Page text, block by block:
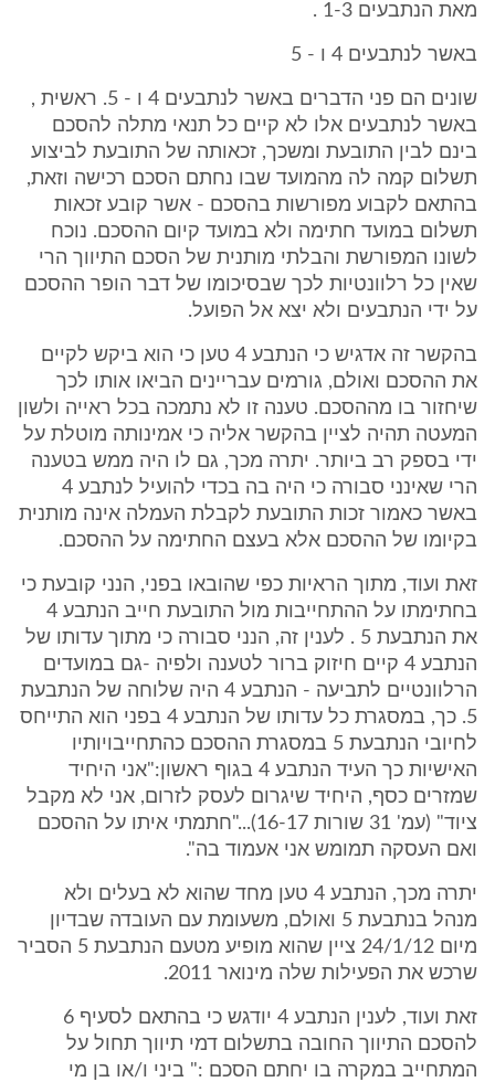
מאת הנתבעים 1-3 .
באשר לנתבעים 4 ו - 5
שונים הם פני הדברים באשר לנתבעים 4 ו - 5. ראשית ,
באשר לנתבעים אלו לא קיים כל תנאי מתלה להסכם
בינם לבין התובעת ומשכך, זכאותה של התובעת לביצוע
תשלום קמה לה מהמועד שבו נחתם הסכם רכישה וזאת,
בהתאם לקבוע מפורשות בהסכם - אשר קובע זכאות
תשלום במועד חתימה ולא במועד קיום ההסכם. נוכח
לשונו המפורשת והבלתי מותנית של הסכם התיווך הרי
שאין כל רלוונטיות לכך שבסיכומו של דבר הופר ההסכם
על ידי הנתבעים ולא יצא אל הפועל.
בהקשר זה אדגיש כי הנתבע 4 טען כי הוא ביקש לקיים
את ההסכם ואולם, גורמים עבריינים הביאו אותו לכך
שיחזור בו מההסכם. טענה זו לא נתמכה בכל ראייה ולשון
המעטה תהיה לציין בהקשר אליה כי אמינותה מוטלת על
ידי בספק רב ביותר. יתרה מכך, גם לו היה ממש בטענה
הרי שאינני סבורה כי היה בה בכדי להועיל לנתבע 4
באשר כאמור זכות התובעת לקבלת העמלה אינה מותנית
בקיומו של ההסכם אלא בעצם החתימה על ההסכם.
זאת ועוד, מתוך הראיות כפי שהובאו בפני, הנני קובעת כי
בחתימתו על ההתחייבות מול התובעת חייב הנתבע 4
את הנתבעת 5 . לענין זה, הנני סבורה כי מתוך עדותו של
הנתבע 4 קיים חיזוק ברור לטענה ולפיה -גם במועדים
הרלוונטיים לתביעה - הנתבע 4 היה שלוחה של הנתבעת
5. כך, במסגרת כל עדותו של הנתבע 4 בפני הוא התייחס
לחיובי הנתבעת 5 במסגרת ההסכם כהתחייבויותיו
האישיות כך העיד הנתבע 4 בגוף ראשון:"אני היחיד
שמזרים כסף, היחיד שיגרום לעסק לזרום, אני לא מקבל
ציוד" (עמ' 31 שורות 16-17)..."חתמתי איתו על ההסכם
ואם העסקה תמומש אני אעמוד בה".
יתרה מכך, הנתבע 4 טען מחד שהוא לא בעלים ולא
מנהל בנתבעת 5 ואולם, משעומת עם העובדה שבדיון
מיום 24/1/12 ציין שהוא מופיע מטעם הנתבעת 5 הסביר
שרכש את הפעילות שלה מינואר 2011.
זאת ועוד, לענין הנתבע 4 יודגש כי בהתאם לסעיף 6
להסכם התיווך החובה בתשלום דמי תיווך תחול על
המתחייב במקרה בו יחתם הסכם :" ביני ו/או בן מי